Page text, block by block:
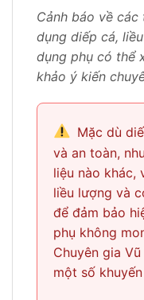
Cảnh báo về
dụng diếp cá,
dụng phụ có thể
khảo ý kiến
Mặc dù
và an toàn,
liệu nào khác,
liều lượng và
để đảm bảo
phụ không
Chuyên gia
một số